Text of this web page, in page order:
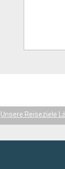
Unsere Reiseziele